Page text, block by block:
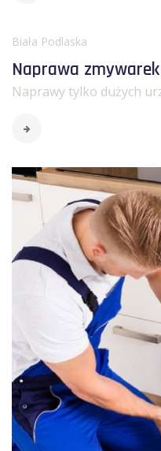
Biała Podlaska
Naprawa zmywarek
Naprawy tylko dużych